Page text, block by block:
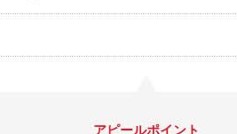
アピールポイント